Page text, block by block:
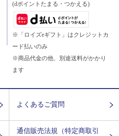
(dポイントたまる・つかえる)
※「ロイズeギフト」はクレジットカ
ード払いのみ
※商品代金の他、別途送料がかかり
ます
よくあるご質問
通信販売法規（特定商取引